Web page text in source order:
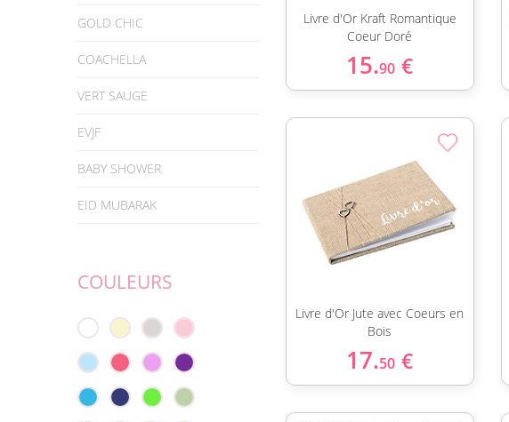
GOLD CHIC
COACHELLA
VERT SAUGE
EVJF
BABY SHOWER
EID MUBARAK
COULEURS
Livre d'Or Kraft Romantique
Coeur Doré
15.90 €
Livre d'Or Jute avec Coeurs en
Bois
17.50 €